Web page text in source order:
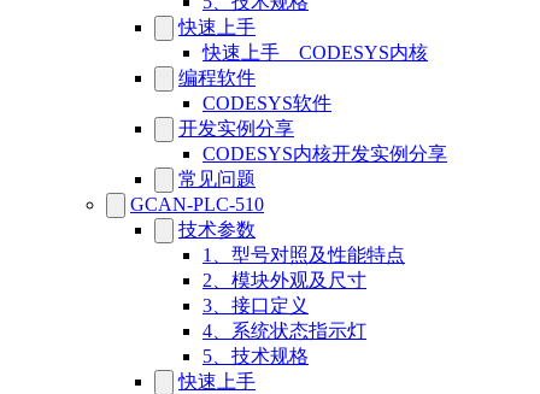
快速上手
快速上手__CODESYS内核
编程软件
CODESYS软件
开发实例分享
CODESYS内核开发实例分享
常见问题
GCAN-PLC-510
技术参数
1、型号对照及性能特点
2、模块外观及尺寸
3、接口定义
4、系统状态指示灯
5、技术规格
快速上手